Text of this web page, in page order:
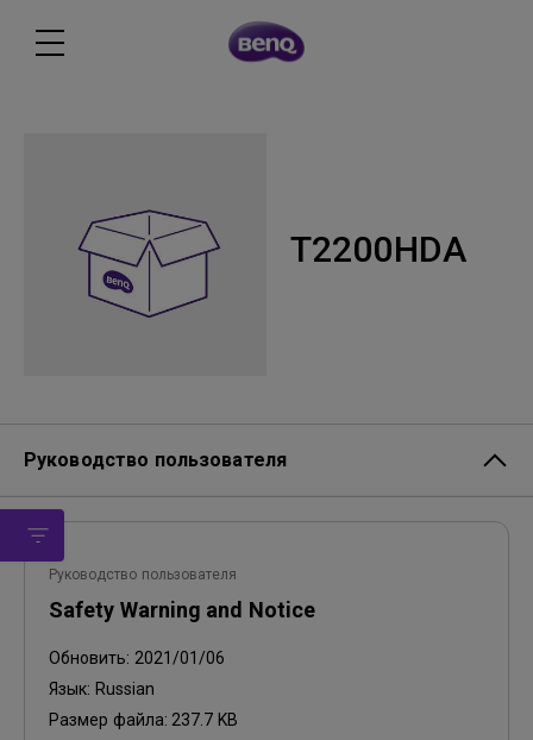
T2200HDA
Руководство пользователя
Руководство пользователя
Safety Warning and Notice
Обновить: 2021/01/06
Язык: Russian
Размер файла: 237.7 KB